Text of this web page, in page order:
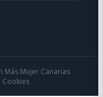
Mujer Canarias
Cookies